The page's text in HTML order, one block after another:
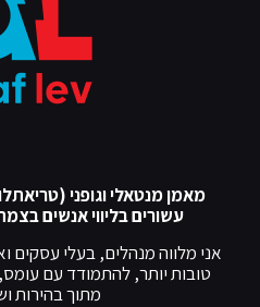
מאמן מנטאלי וגופני
עשורים בליווי אנשים
אני מלווה מנהלים, בעלי עסקים
טובות יותר, להתמודד עם
מתוך בהירות